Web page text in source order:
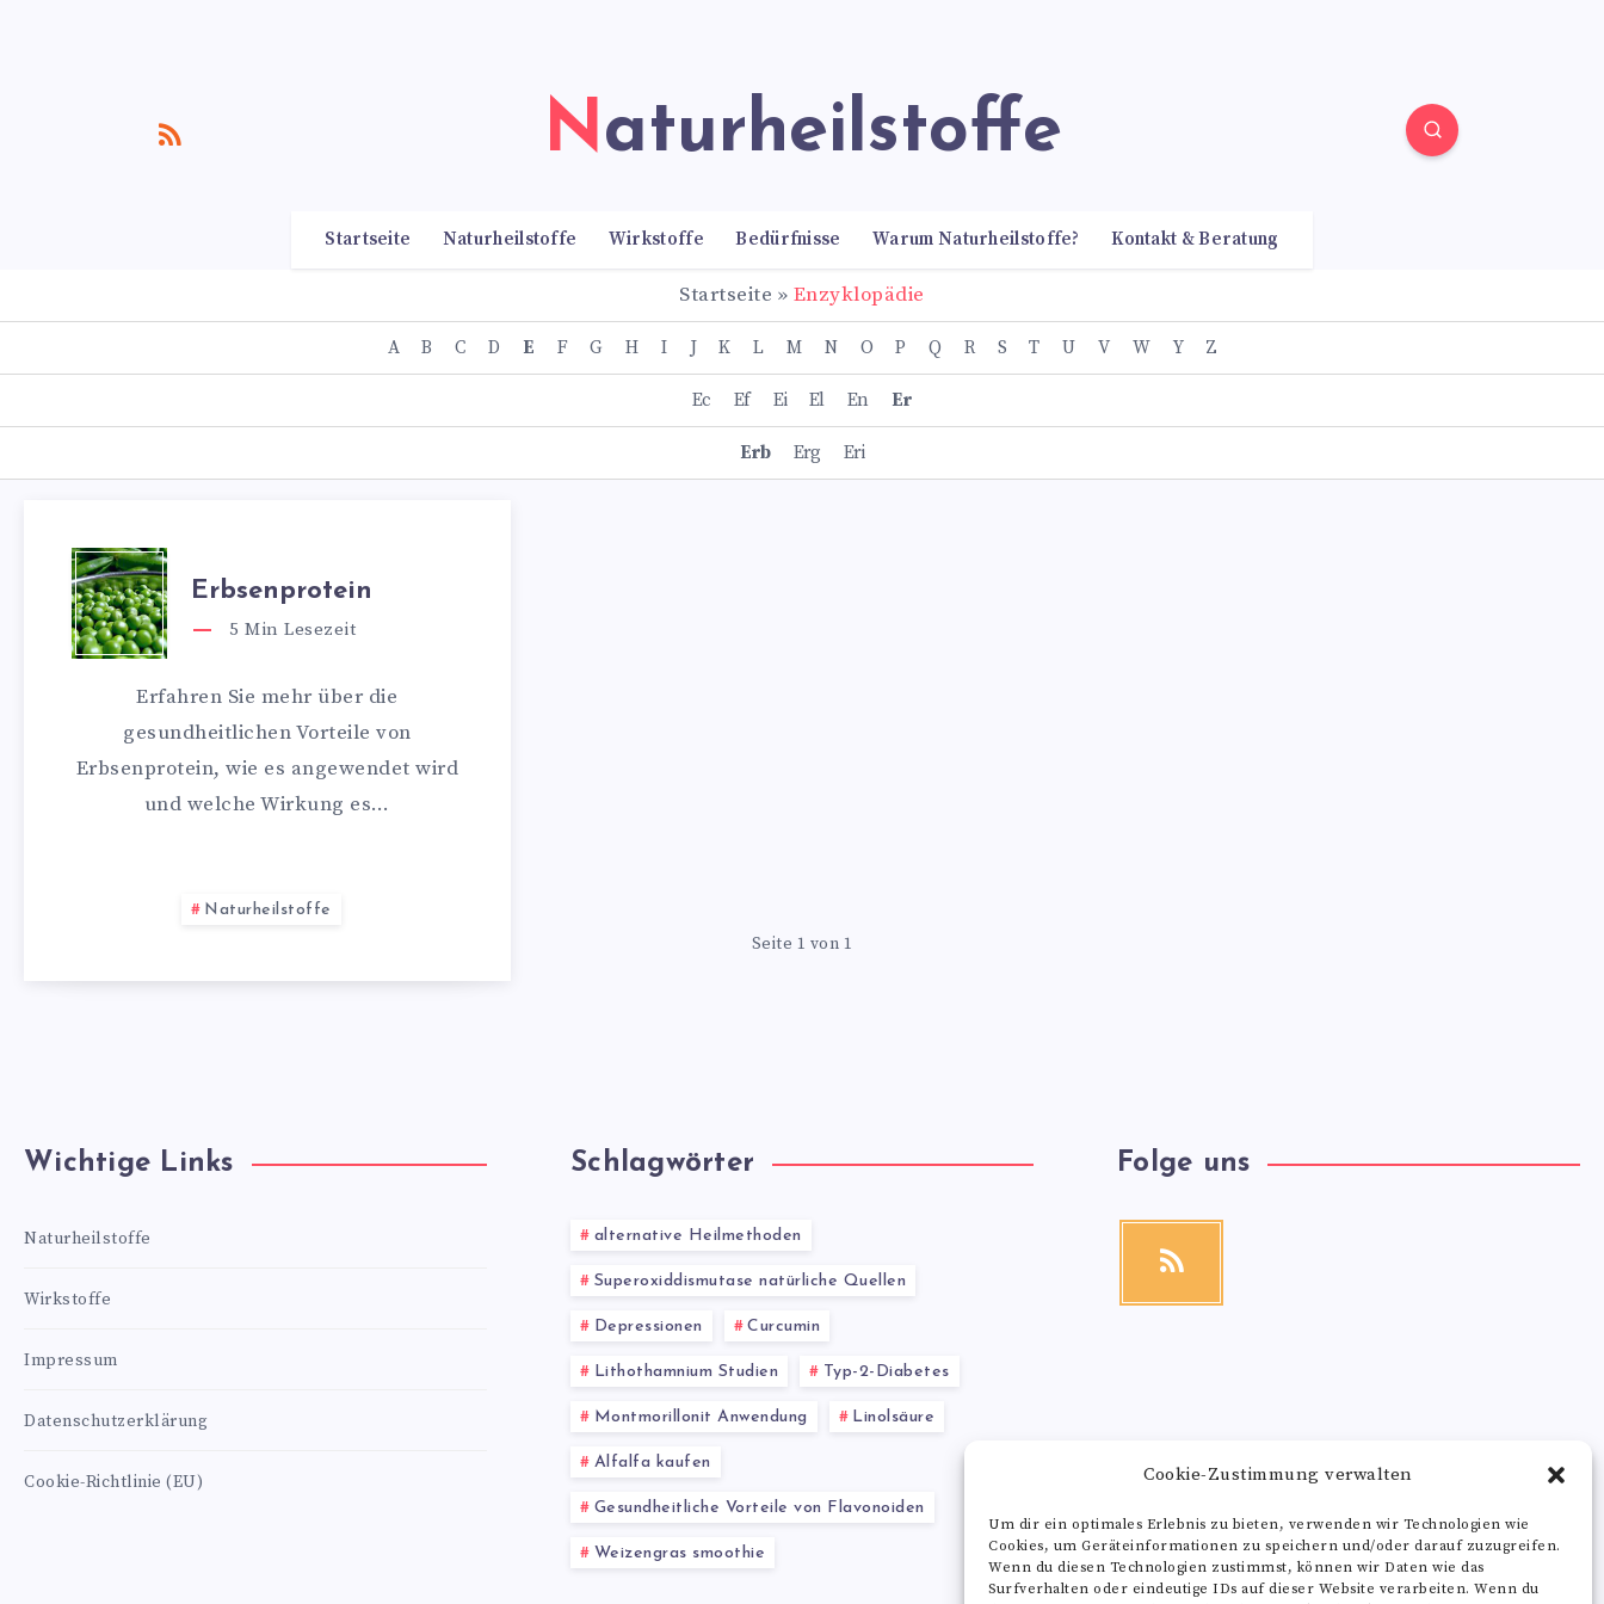
Cookie-Zustimmung verwalten
Um dir ein optimales Erlebnis zu bieten, verwenden wir Technologien wie
Cookies, um Geräteinformationen zu speichern und/oder darauf zuzugreifen.
Wenn du diesen Technologien zustimmst, können wir Daten wie das
Surfverhalten oder eindeutige IDs auf dieser Website verarbeiten. Wenn du
Naturheilstoffe
Startseite Naturheilstoffe Wirkstoffe Bedürfnisse Warum Naturheilstoffe? Kontakt & Beratung
Startseite » Enzyklopädie
A B C D E F G H I J K L M N O P Q R S T U V W Y Z
Ec Ef Ei El En Er
Erb Erg Eri
Erbsenprotein
5 Min Lesezeit
Erfahren Sie mehr über die
gesundheitlichen Vorteile von
Erbsenprotein, wie es angewendet wird
und welche Wirkung es…
Naturheilstoffe
Seite 1 von 1
Wichtige Links
Naturheilstoffe
Wirkstoffe
Impressum
Datenschutzerklärung
Cookie-Richtlinie (EU)
Schlagwörter
alternative Heilmethoden
Superoxiddismutase natürliche Quellen
Depressionen Curcumin
Lithothamnium Studien Typ-2-Diabetes
Montmorillonit Anwendung Linolsäure
Alfalfa kaufen
Gesundheitliche Vorteile von Flavonoiden
Weizengras smoothie
Folge uns
RSS